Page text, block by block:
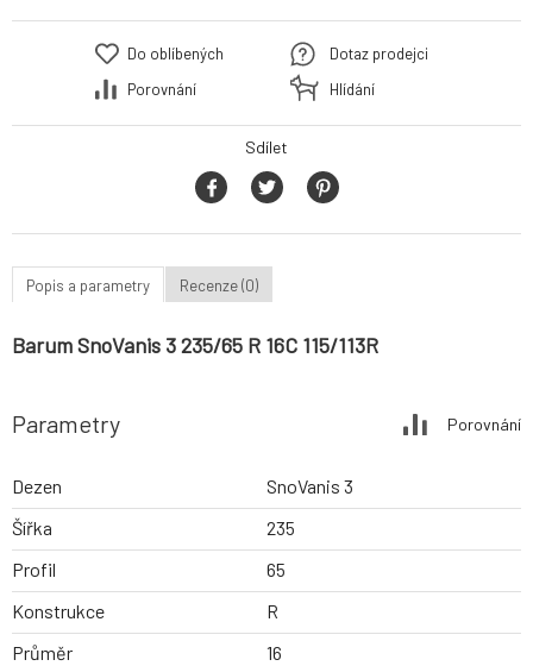
Do oblíbených
Porovnání
Dotaz prodejci
Hlídání
Sdílet
Popis a parametry Recenze (0)
Barum SnoVanis 3 235/65 R 16C 115/113R
Parametry Porovnání
Dezen
SnoVanis 3
Šířka
235
Profil
65
Konstrukce
R
Průměr
16